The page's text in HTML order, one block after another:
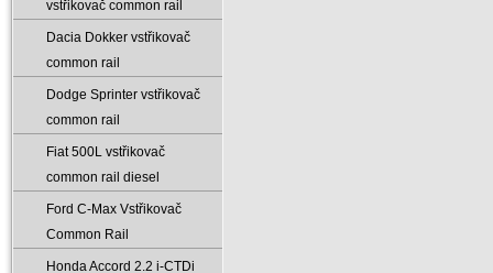
vstřikovač common rail
Dacia Dokker vstřikovač
common rail
Dodge Sprinter vstřikovač
common rail
Fiat 500L vstřikovač
common rail diesel
Ford C-Max Vstřikovač
Common Rail
Honda Accord 2.2 i-CTDi